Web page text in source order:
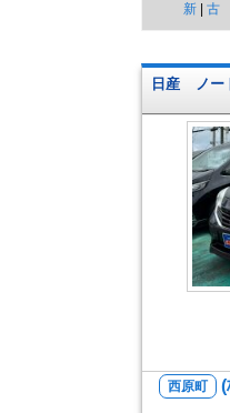
新 古
日産 ノー
西原町